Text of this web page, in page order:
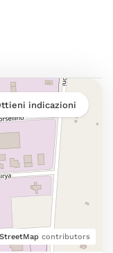
contributors
indicazioni